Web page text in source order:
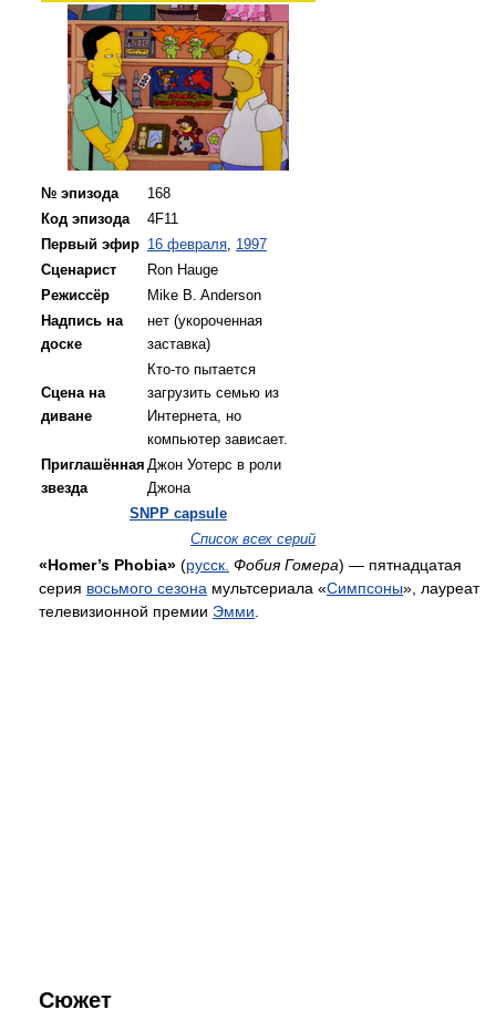
№ эпизода
168
Код эпизода
4F11
Первый эфир 16 февраля, 1997
Сценарист
Ron Hauge
Режиссёр
Mike B. Anderson
Надпись на
доске
нет (укороченная
заставка)
Сцена на
диване
Кто-то пытается
загрузить семью из
Интернета, но
компьютер зависает.
Приглашённая
звезда
Джон Уотерс в роли
Джона
SNPP capsule
Список всех серий
«Homer’s Phobia» (русск. Фобия Гомера) — пятнадцатая
серия восьмого сезона мультсериала «Симпсоны», лауреат
телевизионной премии Эмми
Сюжет